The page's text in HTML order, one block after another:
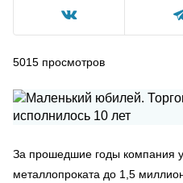
5015 просмотров
За прошедшие годы компания
металлопроката до 1,5